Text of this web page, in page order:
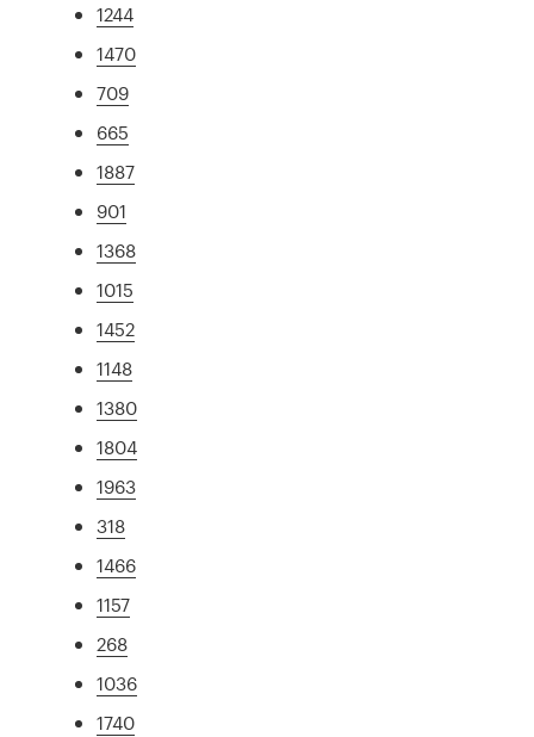
1244
1470
709
665
1887
901
1368
1015
1452
1148
1380
1804
1963
318
1466
1157
268
1036
1740